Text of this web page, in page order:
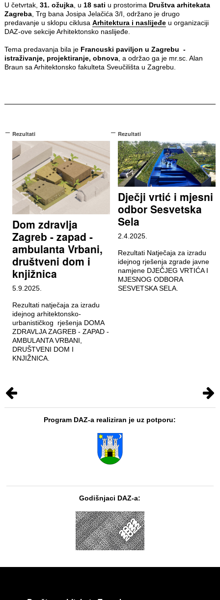
U četvrtak, 31. ožujka, u 18 sati u prostorima Društva arhitekata
Zagreba, Trg bana Josipa Jelačića 3/I, održano je drugo
predavanje u sklopu ciklusa Arhitektura i naslijeđeu organizaciji
DAZ-ove sekcije Arhitektonsko naslijeđe.
Tema predavanja bila je Francuski paviljon u Zagrebu -
istraživanje, projektiranje, obnova, a održao ga je mr.sc. Alan
Braun sa Arhitektonsko fakulteta Sveučilišta u Zagrebu.
Rezultati
Dom zdravlja
Zagreb - zapad -
ambulanta Vrbani,
društveni dom i
knjižnica
5.9.2025.
Rezultati natječaja za izradu
idejnog arhitektonsko-
urbanističkog rješenja DOMA
ZDRAVLJA ZAGREB - ZAPAD -
AMBULANTA VRBANI,
DRUŠTVENI DOM I
KNJIŽNICA.
Rezultati
Dječji vrtić i mjesni
odbor Sesvetska
Sela
2.4.2025.
Rezultati Natječaja za izradu
idejnog rješenja zgrade javne
namjene DJEČJEG VRTIĆA I
MJESNOG ODBORA
SESVETSKA SELA.
Program DAZ-a realiziran je uz potporu:
Godišnjaci DAZ-a: